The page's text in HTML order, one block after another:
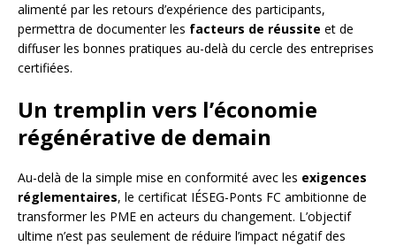
alimenté par les retours d’expérience des participants,
permettra de documenter les facteurs de réussite et de
diffuser les bonnes pratiques au-delà du cercle des entreprises
certifiées.
Un tremplin vers l’économie
régénérative de demain
Au-delà de la simple mise en conformité avec les exigences
réglementaires, le certificat IÉSEG-Ponts FC ambitionne de
transformer les PME en acteurs du changement. L’objectif
ultime n’est pas seulement de réduire l’impact négatif des